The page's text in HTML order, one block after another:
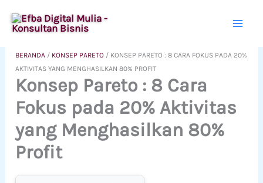
ke
BERANDA / KONSEP PARETO / KONSEP PARETO : 8 CARA FOKUS PADA 20%
AKTIVITAS YANG MENGHASILKAN 80% PROFIT
Konsep Pareto : 8 Cara
Fokus pada 20% Aktivitas
yang Menghasilkan 80%
Profit